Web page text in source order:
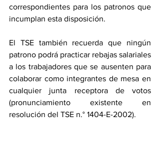
correspondientes para los patronos que
incumplan esta disposición.
El TSE también recuerda que ningún
patrono podrá practicar rebajas salariales
a los trabajadores que se ausenten para
colaborar como integrantes de mesa en
cualquier junta receptora de votos
(pronunciamiento existente en
resolución del TSE n.° 1404-E-2002).